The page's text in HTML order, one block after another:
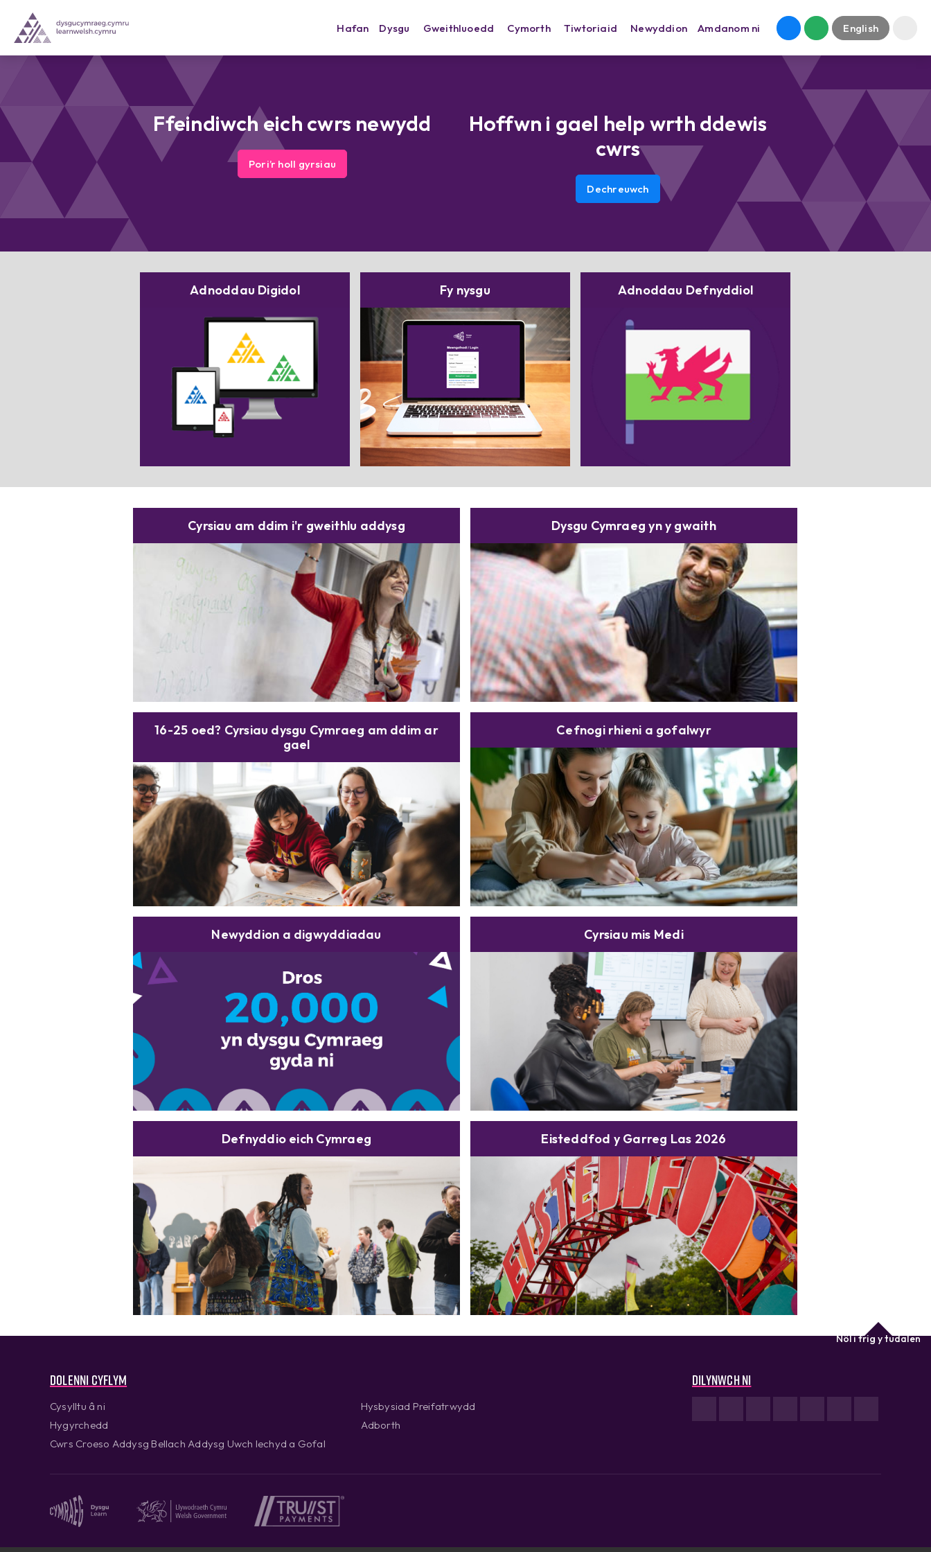
Hafan Dysgu Gweithluoedd Cymorth Tiwtoriaid Newyddion Amdanom ni English
Ffeindiwch eich cwrs newydd
Pori’r holl gyrsiau
Hoffwn i gael help wrth ddewis
cwrs
Dechreuwch
Adnoddau Digidol Fy nysgu Adnoddau Defnyddiol
wybodaeth.
Cyrsiau am ddim i'r gweithlu addysg Dysgu Cymraeg yn y gwaith
16-25 oed? Cyrsiau dysgu Cymraeg am ddim ar
gael
Cefnogi rhieni a gofalwyr
Newyddion a digwyddiadau Cyrsiau mis Medi
Defnyddio eich Cymraeg Eisteddfod y Garreg Las 2026
Dolenni cyflym
Cysylltu â ni
Hysbysiad Preifatrwydd
Hygyrchedd
Adborth
Cwrs Croeso Addysg Bellach Addysg Uwch Iechyd a Gofal
Dilynwch ni
Nôl i frig y tudalen